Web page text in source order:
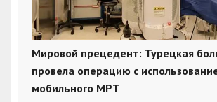
Мировой прецедент: Турецкая
провела операцию с
мобильного МРТ